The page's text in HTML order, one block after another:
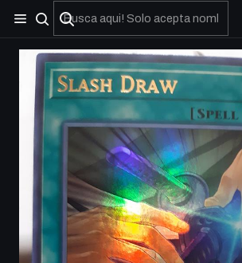
No olviden reportar sus depositos y